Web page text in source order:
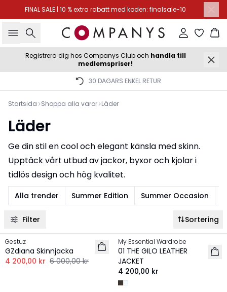
FINAL SALE | 10 % extra rabatt med koden: finalsale-10
Sök Logga in
Registrera dig hos Companys Club och handla till
medlemspriser!
30 DAGARS ENKEL RETUR
Startsida Shoppa alla varor Läder
Läder
Ge din stil en cool och elegant känsla med skinn.
Upptäck vårt utbud av jackor, byxor och kjolar i
tidlös design och hög kvalitet.
Alla trender Summer Edition Summer Occasion
Filter Sortering
-30%
Gestuz
GZdiana Skinnjacka
4 200,00 kr 6 000,00 kr
NYHET
My Essential Wardrobe
01 THE GILO LEATHER
JACKET
4 200,00 kr